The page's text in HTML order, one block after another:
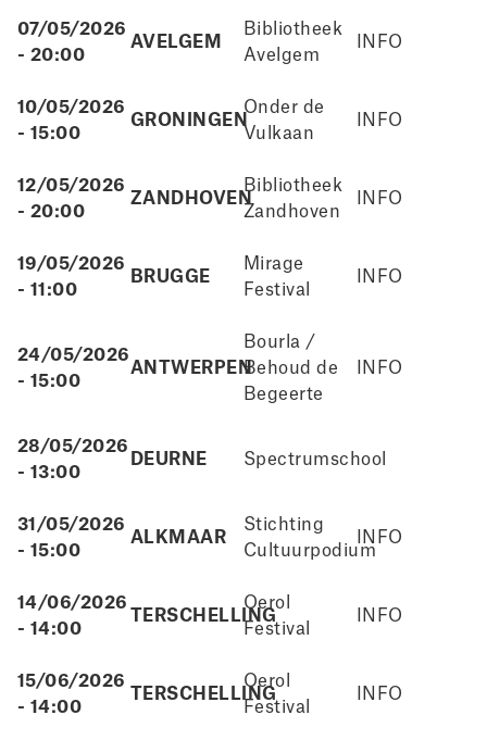
07/05/2026
- 20:00
AVELGEM
Bibliotheek
Avelgem
INFO
10/05/2026
- 15:00
GRONINGEN
Onder de
Vulkaan
INFO
12/05/2026
- 20:00
ZANDHOVEN
Bibliotheek
Zandhoven
INFO
19/05/2026
- 11:00
BRUGGE
Mirage
Festival
INFO
24/05/2026
- 15:00
ANTWERPEN
Bourla /
Behoud de
Begeerte
INFO
28/05/2026
- 13:00
DEURNE Spectrumschool
31/05/2026
- 15:00
ALKMAAR
Stichting
Cultuurpodium
INFO
14/06/2026
- 14:00
TERSCHELLING
Oerol
Festival
INFO
15/06/2026
- 14:00
TERSCHELLING
Oerol
Festival
INFO